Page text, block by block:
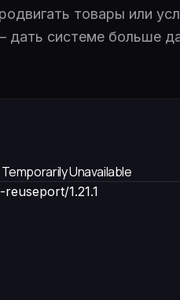
товары или
дать системе больше
Unavailable
1.21.1